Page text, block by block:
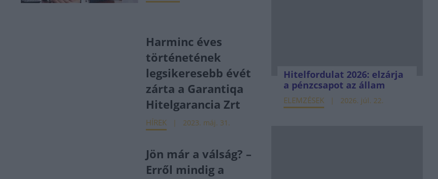
Harminc éves
történetének
legsikeresebb évét
zárta a Garantiqa
Hitelgarancia Zrt
HÍREK 2023. máj. 31.
Jön már a válság? –
Erről mindig a
Hitelfordulat 2026: elzárja
a pénzcsapot az állam
ELEMZÉSEK 2026. júl. 22.